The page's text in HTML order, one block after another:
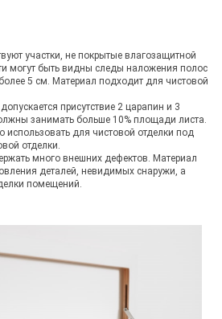
участки, не покрытые влагозащитной
могут быть видны следы наложения полос
5 см. Материал подходит для чистовой
присутствие 2 царапин и 3
занимать больше 10% площади листа.
для чистовой отделки под
отделки.
много внешних дефектов. Материал
деталей, невидимых снаружи, а
помещений.